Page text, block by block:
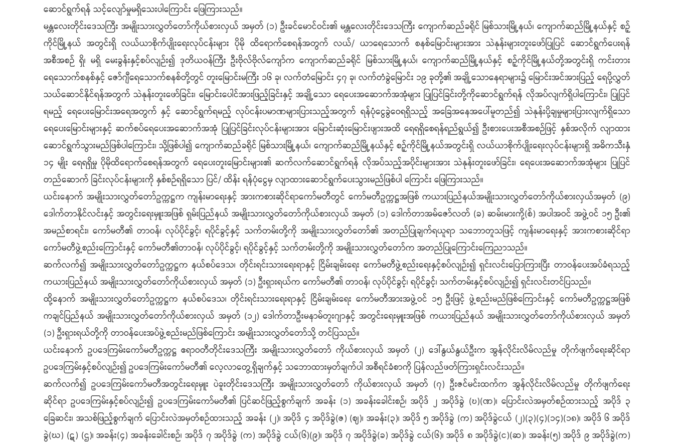
ဆောင်ရွက်ရန် သင့်လျော်မှုမရှိသေးပါကြောင်း ဖြေကြားသည်။
မန္တလေးတိုင်းဒေသကြီး အမျိုးသားလွှတ်တော်ကိုယ်စားလှယ် အမှတ် (၁) ဦးခင်မောင်ဝင်း၏ မန္တလေးတိုင်းဒေသကြီး ကျောက်ဆည်ခရိုင် မြစ်သားမြို့နယ်၊ ကျောက်ဆည်မြို့နယ်နှင့် စဉ့်
ကိုင်မြို့နယ် အတွင်းရှိ လယ်ယာစိုက်ပျိုးရေးလုပ်ငန်းများ ပိုမို ထိရောက်စေရန်အတွက် လယ်/ ယာရေသောက် စနစ်မြောင်းများအား သဲနုန်းများတူးဖော်ပြုပြင် ဆောင်ရွက်ပေးရန်
အစီအစဉ် ရှိ၊ မရှိ မေးခွန်းနှင့်စပ်လျဉ်း၍ ဒုတိယဝန်ကြီး ဦးဗိုလ်ဗိုလ်ကျော်က ကျောက်ဆည်ခရိုင် မြစ်သားမြို့နယ်၊ ကျောက်ဆည်မြို့နယ်နှင့် စဉ့်ကိုင်မြို့နယ်တို့အတွင်းရှိ ကင်းတား
ရေသောက်စနစ်နှင့် ဇော်ဂျီရေသောက်စနစ်တို့တွင် တူးမြောင်းမကြီး ၁၆ ခု၊ လက်တံမြောင်း ၄၇ ခု၊ လက်တံခွဲမြောင်း ၁၉ ခုတို့၏ အချို့သောနေရာများ၌ မြောင်းအင်အားပြည့် ရေပို့လွှတ်
သယ်ဆောင်နိုင်ရန်အတွက် သဲနုန်းတူးဖော်ခြင်း၊ မြောင်းပေါင်အားဖြည့်ခြင်းနှင့် အချို့သော ရေပေးအဆောက်အအုံများ ပြုပြင်ခြင်းတို့ကိုဆောင်ရွက်ရန် လိုအပ်လျက်ရှိပါကြောင်း၊ ပြုပြင်
ရမည့် ရေပေးမြောင်းအရေအတွက် နှင့် ဆောင်ရွက်ရမည့် လုပ်ငန်းပမာဏများပြားသည့်အတွက် ရန်ပုံငွေခွဲဝေရရှိသည့် အခြေအနေအပေါ်မူတည်၍ သဲနုန်းပို့ချမှုများပြားလျက်ရှိသော
ရေပေးမြောင်းများနှင့် ဆက်စပ်ရေပေးအဆောက်အအုံ ပြုပြင်ခြင်းလုပ်ငန်းများအား မြောင်းဆုံးမြောင်းဖျားအထိ ရေရရှိစေရန်ရည်ရွယ်၍ ဦးစားပေးအစီအစဉ်ဖြင့် နှစ်အလိုက် လျာထား
ဆောင်ရွက်သွားမည်ဖြစ်ပါကြောင်း၊ သို့ဖြစ်ပါ၍ ကျောက်ဆည်ခရိုင် မြစ်သားမြို့နယ်၊ ကျောက်ဆည်မြို့နယ်နှင့် စဉ့်ကိုင်မြို့နယ်အတွင်းရှိ လယ်ယာစိုက်ပျိုးရေးလုပ်ငန်းများရှိ အဓိကသီးနှံ
၁၄ မျိုး ရေရရှိမှု ပိုမိုထိရောက်စေရန်အတွက် ရေပေးတူးမြောင်းများ၏ ဆက်လက်ဆောင်ရွက်ရန် လိုအပ်သည့်အပိုင်းများအား သဲနုန်းတူးဖော်ခြင်း၊ ရေပေးအဆောက်အအုံများ ပြုပြင်
တည်ဆောက် ခြင်းလုပ်ငန်းများကို နှစ်စဉ်ရရှိသော ပြင်/ ထိန်း ရန်ပုံငွေမှ လျာထားဆောင်ရွက်ပေးသွားမည်ဖြစ်ပါ ကြောင်း ဖြေကြားသည်။
ယင်းနောက် အမျိုးသားလွှတ်တော်ဥက္ကဋ္ဌက ကျန်းမာရေးနှင့် အားကစားဆိုင်ရာကော်မတီတွင် ကော်မတီဥက္ကဋ္ဌအဖြစ် ကယားပြည်နယ်အမျိုးသားလွှတ်တော်ကိုယ်စားလှယ်အမှတ် (၉)
ဒေါက်တာနိုင်လင်းနှင့် အတွင်းရေးမှူးအဖြစ် ရှမ်းပြည်နယ် အမျိုးသားလွှတ်တော်ကိုယ်စားလှယ် အမှတ် (၁) ဒေါက်တာအမ်ဇော်လတ် (ခ) ဆမ်းမားကို့(စ်) အပါအဝင် အဖွဲ့ဝင် ၁၅ ဦး၏
အမည်စာရင်း၊ ကော်မတီ၏ တာဝန်၊ လုပ်ပိုင်ခွင့်၊ ရပိုင်ခွင့်နှင့် သက်တမ်းတို့ကို အမျိုးသားလွှတ်တော်၏ အတည်ပြုချက်ရယူရာ သဘောတူသဖြင့် ကျန်းမာရေးနှင့် အားကစားဆိုင်ရာ
ကော်မတီဖွဲ့စည်းကြောင်းနှင့် ကော်မတီ၏တာဝန်၊ လုပ်ပိုင်ခွင့်၊ ရပိုင်ခွင့်နှင့် သက်တမ်းတို့ကို အမျိုးသားလွှတ်တော်က အတည်ပြုကြောင်းကြေညာသည်။
ဆက်လက်၍ အမျိုးသားလွှတ်တော်ဥက္ကဋ္ဌက နယ်စပ်ဒေသ၊ တိုင်းရင်းသားရေးရာနှင့် ငြိမ်းချမ်းရေး ကော်မတီဖွဲ့စည်းရေးနှင့်စပ်လျဉ်း၍ ရှင်းလင်းပြောကြားပြီး တာဝန်ပေးအပ်ခံရသည့်
ကယားပြည်နယ် အမျိုးသားလွှတ်တော်ကိုယ်စားလှယ် အမှတ် (၁) ဦးရှားရယ်က ကော်မတီ၏ တာဝန်၊ လုပ်ပိုင်ခွင့်၊ ရပိုင်ခွင့်၊ သက်တမ်းနှင့်စပ်လျဉ်း၍ ရှင်းလင်းတင်ပြသည်။
ထို့နောက် အမျိုးသားလွှတ်တော်ဥက္ကဋ္ဌက နယ်စပ်ဒေသ၊ တိုင်းရင်းသားရေးရာနှင့် ငြိမ်းချမ်းရေး ကော်မတီအားအဖွဲ့ဝင် ၁၅ ဦးဖြင့် ဖွဲ့စည်းမည်ဖြစ်ကြောင်းနှင့် ကော်မတီဥက္ကဋ္ဌအဖြစ်
ကချင်ပြည်နယ် အမျိုးသားလွှတ်တော်ကိုယ်စားလှယ် အမှတ် (၁၂) ဒေါက်တာဦးမနာမ်တူးဂျာနှင့် အတွင်းရေးမှူးအဖြစ် ကယားပြည်နယ် အမျိုးသားလွှတ်တော်ကိုယ်စားလှယ် အမှတ်
(၁) ဦးရှားရယ်တို့ကို တာဝန်ပေးအပ်ဖွဲ့စည်းမည်ဖြစ်ကြောင်း အမျိုးသားလွှတ်တော်သို့ တင်ပြသည်။
ယင်းနောက် ဥပဒေကြမ်းကော်မတီဥက္ကဋ္ဌ ဧရာဝတီတိုင်းဒေသကြီး အမျိုးသားလွှတ်တော် ကိုယ်စားလှယ် အမှတ် (၂) ဒေါ်နွယ်နွယ်ဦးက အွန်လိုင်းလိမ်လည်မှု တိုက်ဖျက်ရေးဆိုင်ရာ
ဥပဒေကြမ်းနှင့်စပ်လျဉ်း၍ ဥပဒေကြမ်းကော်မတီ၏ လေ့လာတွေ့ရှိချက်နှင့် သဘောထားမှတ်ချက်ပါ အစီရင်ခံစာကို ပြန်လည်ဖတ်ကြားရှင်းလင်းသည်။
ဆက်လက်၍ ဥပဒေကြမ်းကော်မတီအတွင်းရေးမှူး ပဲခူးတိုင်းဒေသကြီး အမျိုးသားလွှတ်တော် ကိုယ်စားလှယ် အမှတ် (၇) ဦးဇင်မင်းထက်က အွန်လိုင်းလိမ်လည်မှု တိုက်ဖျက်ရေး
ဆိုင်ရာ ဥပဒေကြမ်းနှင့်စပ်လျဉ်း၍ ဥပဒေကြမ်းကော်မတီ၏ ပြင်ဆင်ဖြည့်စွက်ချက် အခန်း (၁) အခန်းခေါင်းစဉ်၊ အပိုဒ် ၂ အပိုဒ်ခွဲ (ဎ)(ဏ)၊ ပြောင်းလဲအမှတ်စဉ်ထားသည့် အပိုဒ် ၃
ခြေဆင်း၊ အသစ်ဖြည့်စွက်ချက် ပြောင်းလဲအမှတ်စဉ်ထားသည့် အခန်း (၂)၊ အပိုဒ် ၄ အပိုဒ်ခွဲ(ဇ) (ဈ)၊ အခန်း(၃)၊ အပိုဒ် ၅ အပိုဒ်ခွဲ (က) အပိုဒ်ခွဲငယ် (၂)(၃)(၄)(၁၄)(၁၈)၊ အပိုဒ် ၆ အပိုဒ်
ခွဲ(ဃ) (ဋ) (ဌ)၊ အခန်း(၄) အခန်းခေါင်းစဉ်၊ အပိုဒ် ၇ အပိုဒ်ခွဲ (က) အပိုဒ်ခွဲ ငယ်(၆)(၉)၊ အပိုဒ် ၇ အပိုဒ်ခွဲ(ခ) အပိုဒ်ခွဲ ငယ်(၆)၊ အပိုဒ် ၈ အပိုဒ်ခွဲ(င)(ဆ)၊ အခန်း(၅) အပိုဒ် ၉ အပိုဒ်ခွဲ(က)